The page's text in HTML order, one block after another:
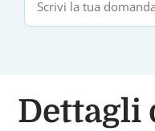
Dettagli